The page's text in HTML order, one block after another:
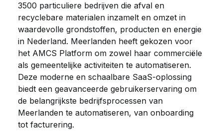
3500 particuliere bedrijven die afval en
recyclebare materialen inzamelt en omzet in
waardevolle grondstoffen, producten en energie
in Nederland. Meerlanden heeft gekozen voor
het AMCS Platform om zowel haar commerciële
als gemeentelijke activiteiten te automatiseren.
Deze moderne en schaalbare SaaS-oplossing
biedt een geavanceerde gebruikerservaring om
de belangrijkste bedrijfsprocessen van
Meerlanden te automatiseren, van onboarding
tot facturering.